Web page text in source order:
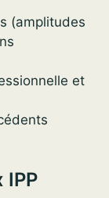
(amplitudes
et
IPP